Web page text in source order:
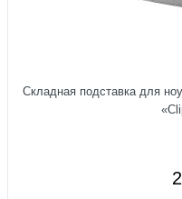
Складная подставка для